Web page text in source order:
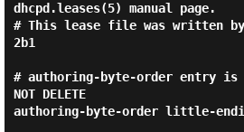
dhcpd.leases(5) manual page.
# This lease file was written
2b1
# authoring-byte-order entry is
NOT DELETE
authoring-byte-order little-